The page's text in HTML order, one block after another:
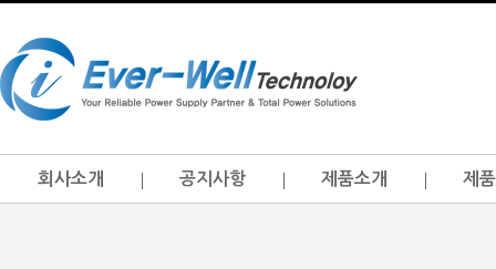
회사소개 공지사항 제품소개 제